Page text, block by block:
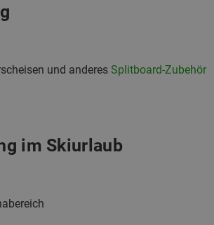
und anderes Splitboard-Zubehör
im Skiurlaub